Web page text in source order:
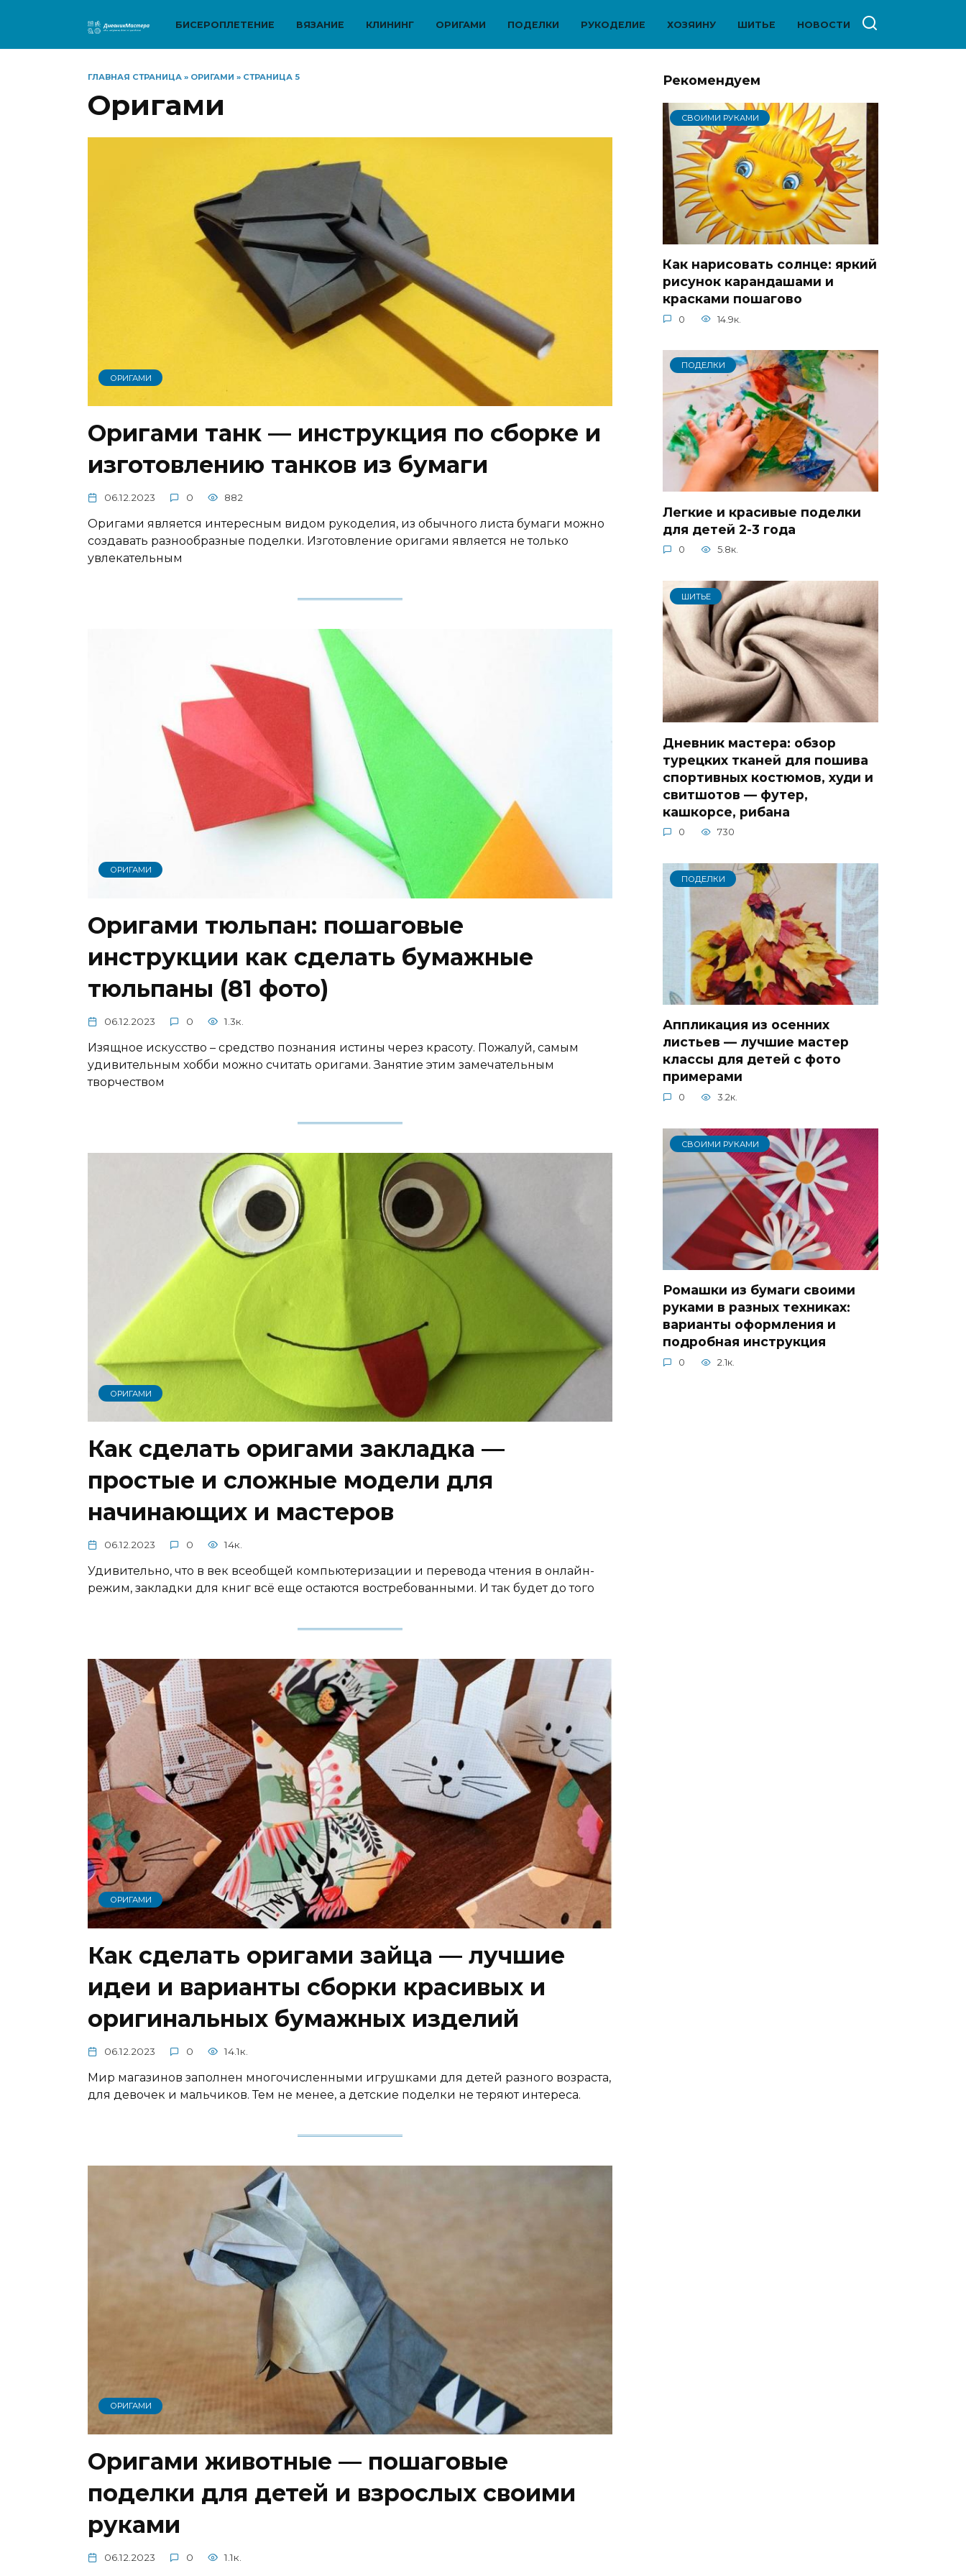
БИСЕРОПЛЕТЕНИЕ ВЯЗАНИЕ КЛИНИНГ ОРИГАМИ ПОДЕЛКИ РУКОДЕЛИЕ ХОЗЯИНУ ШИТЬЕ НОВОСТИ
ГЛАВНАЯ СТРАНИЦА » ОРИГАМИ » СТРАНИЦА 5
Оригами
ОРИГАМИ
Оригами танк — инструкция по сборке и
изготовлению танков из бумаги
06.12.2023 0 882
Оригами является интересным видом рукоделия, из обычного листа бумаги можно
создавать разнообразные поделки. Изготовление оригами является не только
увлекательным
ОРИГАМИ
Оригами тюльпан: пошаговые
инструкции как сделать бумажные
тюльпаны (81 фото)
06.12.2023 0 1.3к.
Изящное искусство – средство познания истины через красоту. Пожалуй, самым
удивительным хобби можно считать оригами. Занятие этим замечательным
творчеством
ОРИГАМИ
Как сделать оригами закладка —
простые и сложные модели для
начинающих и мастеров
06.12.2023 0 14к.
Удивительно, что в век всеобщей компьютеризации и перевода чтения в онлайн-
режим, закладки для книг всё еще остаются востребованными. И так будет до того
ОРИГАМИ
Как сделать оригами зайца — лучшие
идеи и варианты сборки красивых и
оригинальных бумажных изделий
06.12.2023 0 14.1к.
Мир магазинов заполнен многочисленными игрушками для детей разного возраста,
для девочек и мальчиков. Тем не менее, а детские поделки не теряют интереса.
ОРИГАМИ
Оригами животные — пошаговые
поделки для детей и взрослых своими
руками
06.12.2023 0 1.1к.
Рекомендуем
СВОИМИ РУКАМИ
Как нарисовать солнце: яркий
рисунок карандашами и
красками пошагово
0 14.9к.
ПОДЕЛКИ
Легкие и красивые поделки
для детей 2-3 года
0 5.8к.
ШИТЬЕ
Дневник мастера: обзор
турецких тканей для пошива
спортивных костюмов, худи и
свитшотов — футер,
кашкорсе, рибана
0 730
ПОДЕЛКИ
Аппликация из осенних
листьев — лучшие мастер
классы для детей с фото
примерами
0 3.2к.
СВОИМИ РУКАМИ
Ромашки из бумаги своими
руками в разных техниках:
варианты оформления и
подробная инструкция
0 2.1к.